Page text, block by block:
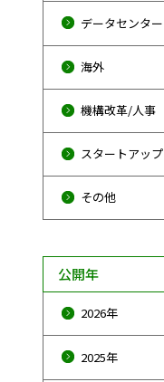
データセンター
海外
機構改革/人事
スタートアップ
その他
公開年
2026年
2025年